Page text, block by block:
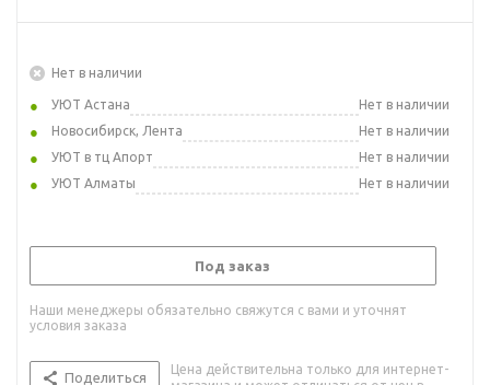
Нет в наличии
УЮТ Астана
Нет в наличии
Новосибирск, Лента
Нет в наличии
УЮТ в тц Апорт
Нет в наличии
УЮТ Алматы
Нет в наличии
Под заказ
Наши менеджеры обязательно свяжутся с вами и уточнят
условия заказа
Поделиться
Цена действительна только для интернет-